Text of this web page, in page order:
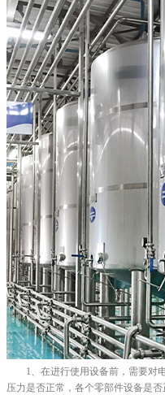
1、在进行使用设备前，需要对电
压力是否正常，各个零部件设备是